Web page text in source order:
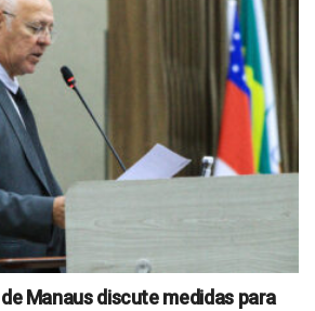
Manaus discute medidas para